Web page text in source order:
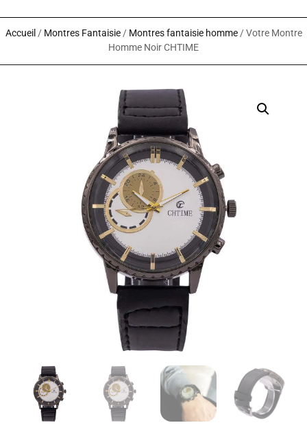
Accueil / Montres Fantaisie/ Montres fantaisie homme/ Votre Montre
Homme Noir CHTIME